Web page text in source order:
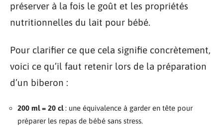
préserver à la fois le goût et les propriétés
nutritionnelles du lait pour bébé.
Pour clarifier ce que cela signifie concrètement,
voici ce qu’il faut retenir lors de la préparation
d’un biberon :
200 ml = 20 cl: une équivalence à garder en tête pour
préparer les repas de bébé sans stress.